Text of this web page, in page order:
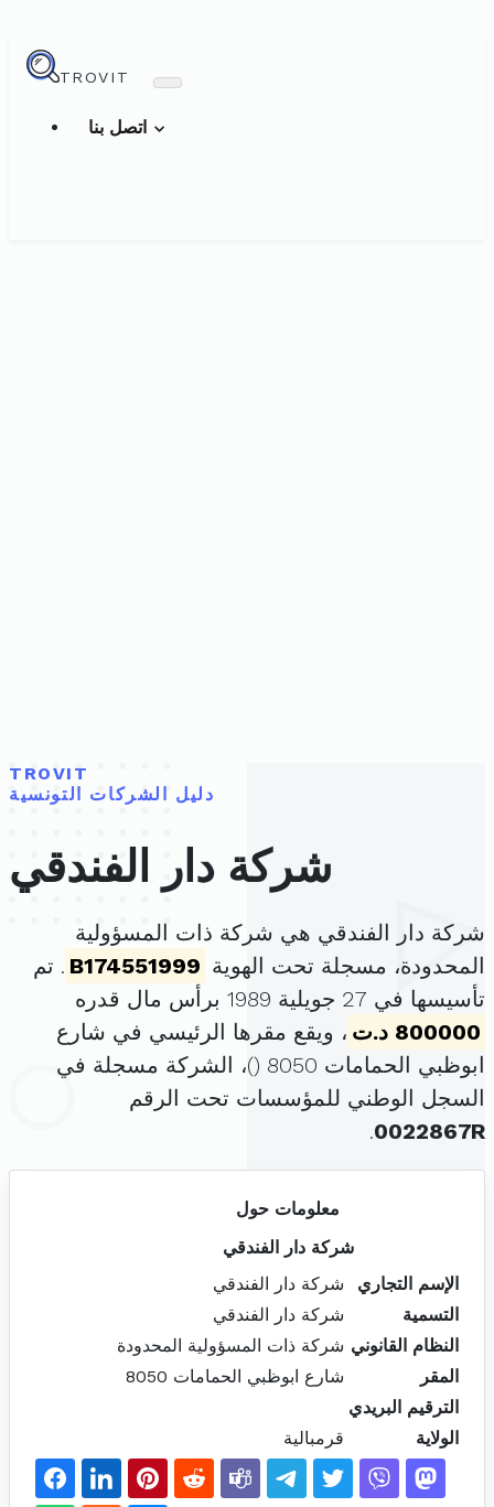
TROVIT
TROVIT
دليل الشركات التونسية
شركة دار الفندقي
شركة دار الفندقي هي شركة ذات المسؤولية
المحدودة، مسجلة تحت الهوية B174551999 . تم
تأسيسها في 27 جويلية 1989 برأس مال قدره
800000 د.ت
، ويقع مقرها الرئيسي في شارع
ابوظبي الحمامات 8050 (
)، الشركة مسجلة في
السجل الوطني للمؤسسات تحت الرقم
0022867R
.
معلومات حول
شركة دار الفندقي
الإسم التجاري
شركة دار الفندقي
التسمية
شركة دار الفندقي
النظام القانوني شركة ذات المسؤولية المحدودة
المقر
شارع ابوظبي الحمامات 8050
الترقيم البريدي
الولاية
قرمبالية